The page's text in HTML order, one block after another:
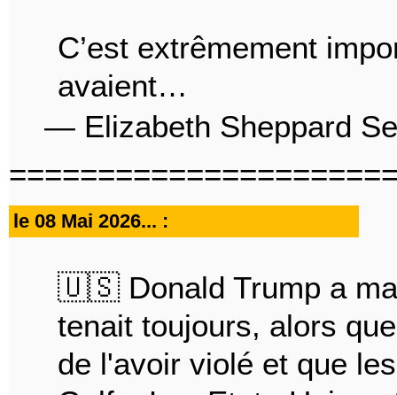
C’est extrêmement
avaient…
— Elizabeth Sheppard
le 08 Mai 2026... :
🇺🇸 Donald Trump a
tenait toujours, alors
de l'avoir violé et que